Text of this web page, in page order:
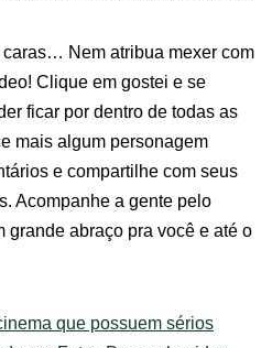
Nem atribua mexer com
Clique em gostei e se
ficar por dentro de todas as
mais algum personagem
e compartilhe com seus
Acompanhe a gente pelo
grande abraço pra você e até o
que possuem sérios